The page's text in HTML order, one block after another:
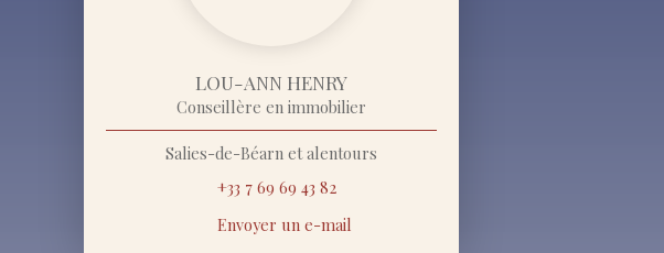
LOU-ANN HENRY
Conseillère en immobilier
Salies-de-Béarn et alentours
+33 7 69 69 43 82
Envoyer un e-mail